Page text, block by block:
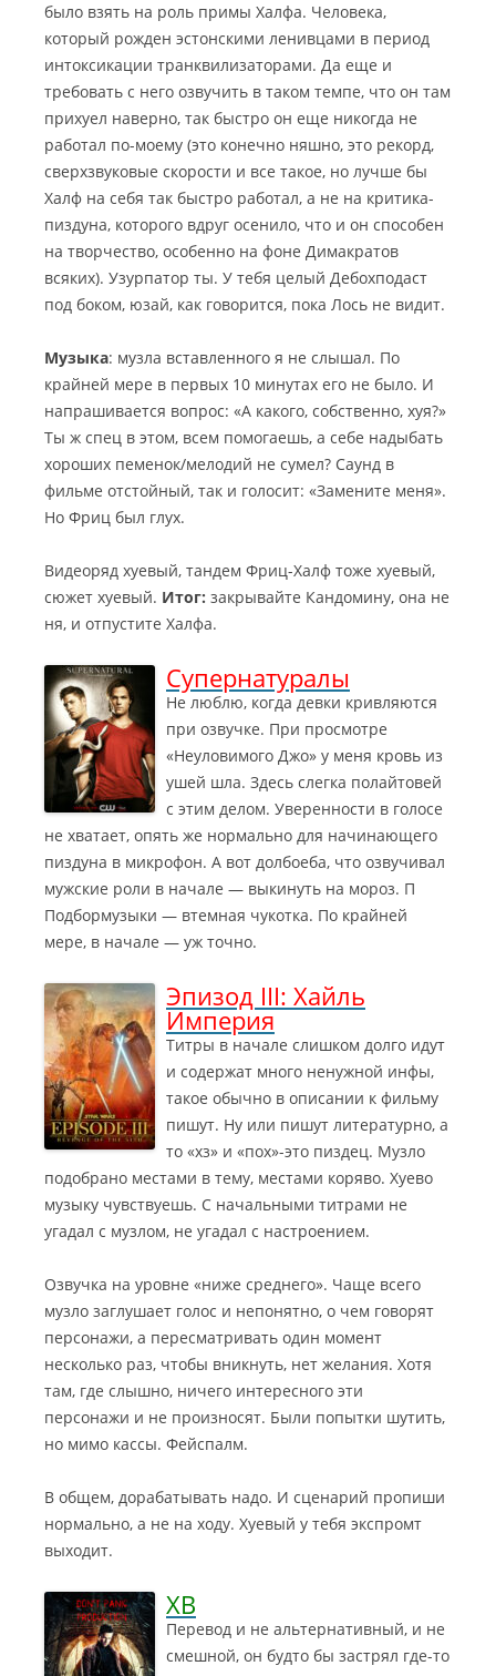
было взять на роль примы Халфа. Человека,
который рожден эстонскими ленивцами в период
интоксикации транквилизаторами. Да еще и
требовать с него озвучить в таком темпе, что он там
прихуел наверно, так быстро он еще никогда не
работал по-моему (это конечно няшно, это рекорд,
сверхзвуковые скорости и все такое, но лучше бы
Халф на себя так быстро работал, а не на критика-
пиздуна, которого вдруг осенило, что и он способен
на творчество, особенно на фоне Димакратов
всяких). Узурпатор ты. У тебя целый Дебохподаст
под боком, юзай, как говорится, пока Лось не видит.
Музыка: музла вставленного я не слышал. По
крайней мере в первых 10 минутах его не было. И
напрашивается вопрос: «А какого, собственно, хуя?»
Ты ж спец в этом, всем помогаешь, а себе надыбать
хороших пеменок/мелодий не сумел? Саунд в
фильме отстойный, так и голосит: «Замените меня».
Но Фриц был глух.
Видеоряд хуевый, тандем Фриц-Халф тоже хуевый,
сюжет хуевый. Итог: закрывайте Кандомину, она не
ня, и отпустите Халфа.
Супернатуралы
Не люблю, когда девки кривляются
при озвучке. При просмотре
«Неуловимого Джо» у меня кровь из
ушей шла. Здесь слегка полайтовей
с этим делом. Уверенности в голосе
не хватает, опять же нормально для начинающего
пиздуна в микрофон. А вот долбоеба, что озвучивал
мужские роли в начале — выкинуть на мороз. П
Подбормузыки — втемная чукотка. По крайней
мере, в начале — уж точно.
Эпизод III: Хайль
Империя
Титры в начале слишком долго идут
и содержат много ненужной инфы,
такое обычно в описании к фильму
пишут. Ну или пишут литературно, а
то «хз» и «пох»-это пиздец. Музло
подобрано местами в тему, местами коряво. Хуево
музыку чувствуешь. С начальными титрами не
угадал с музлом, не угадал с настроением.
Озвучка на уровне «ниже среднего». Чаще всего
музло заглушает голос и непонятно, о чем говорят
персонажи, а пересматривать один момент
несколько раз, чтобы вникнуть, нет желания. Хотя
там, где слышно, ничего интересного эти
персонажи и не произносят. Были попытки шутить,
но мимо кассы. Фейспалм.
В общем, дорабатывать надо. И сценарий пропиши
нормально, а не на ходу. Хуевый у тебя экспромт
выходит.
ХВ
Перевод и не альтернативный, и не
смешной, он будто бы застрял где-то